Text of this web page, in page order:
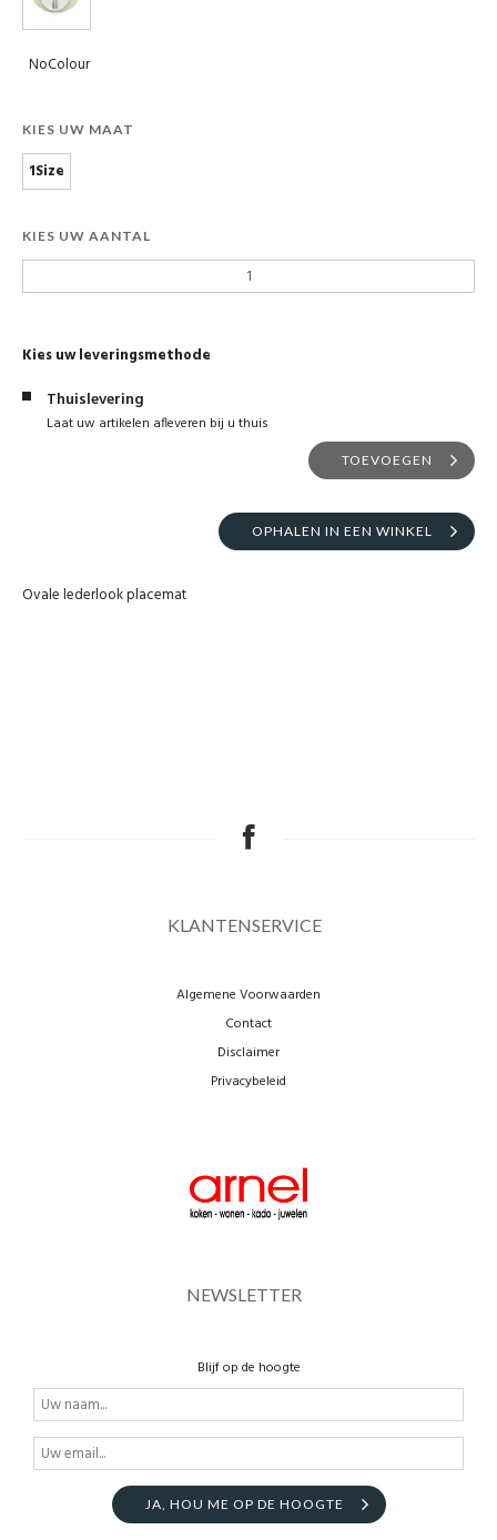
NoColour
KIES UW MAAT
1Size
KIES UW AANTAL
Kies uw leveringsmethode
Thuislevering
Laat uw artikelen afleveren bij u thuis
TOEVOEGEN
OPHALEN IN EEN WINKEL
Ovale lederlook placemat
KLANTENSERVICE
Algemene Voorwaarden
Contact
Disclaimer
Privacybeleid
NEWSLETTER
Blijf op de hoogte
JA, HOU ME OP DE HOOGTE